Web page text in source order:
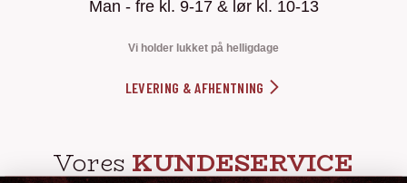
Man - fre kl. 9-17 & lør kl. 10-13
Vi holder lukket på helligdage
LEVERING & AFHENTNING
Vores KUNDESERVICE